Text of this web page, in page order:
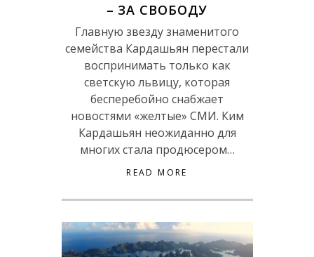
– ЗА СВОБОДУ
Главную звезду знаменитого
семейства Кардашьян перестали
воспринимать только как
светскую львицу, которая
бесперебойно снабжает
новостями «желтые» СМИ. Ким
Кардашьян неожиданно для
многих стала продюсером…
READ MORE